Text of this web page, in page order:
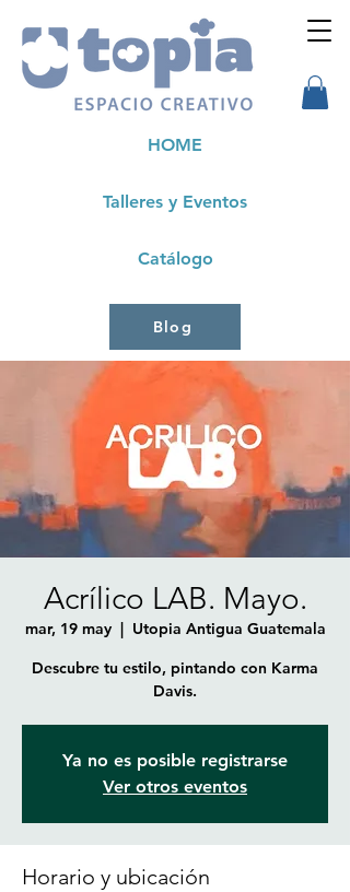
Talleres y Eventos
HOME
Catálogo
Blog
Acrílico LAB. Mayo.
mar, 19 may
  |
Utopia Antigua Guatemala
Descubre tu estilo, pintando con Karma
Davis.
Ya no es posible registrarse
Ver otros eventos
Horario y ubicación